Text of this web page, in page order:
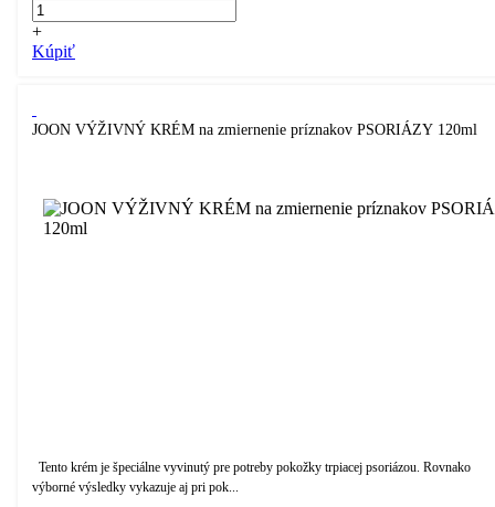
+
Kúpiť
JOON VÝŽIVNÝ KRÉM na zmiernenie príznakov PSORIÁZY 120ml
Tento krém je špeciálne vyvinutý pre potreby pokožky trpiacej psoriázou. Rovnako
výborné výsledky vykazuje aj pri pok...